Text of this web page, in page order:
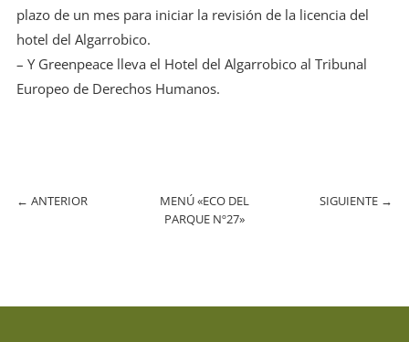
plazo de un mes para iniciar la revisión de la licencia del
hotel del Algarrobico.
– Y Greenpeace lleva el Hotel del Algarrobico al Tribunal
Europeo de Derechos Humanos.
← ANTERIOR
MENÚ «ECO DEL
PARQUE Nº27»
SIGUIENTE →